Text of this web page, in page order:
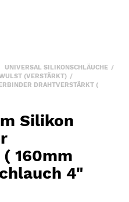
UNIVERSAL SILIKONSCHLÄUCHE
(VERSTÄRKT)
DRAHTVERSTÄRKT (
Silikon
160mm
4"